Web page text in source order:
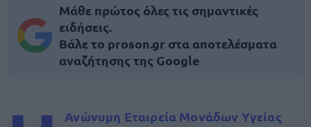
Μάθε πρώτος όλες τις σημαντικές
ειδήσεις.
Βάλε το proson.gr στα αποτελέσματα
αναζήτησης της Google
Ανώνυμη Εταιρεία Μονάδων Υγείας